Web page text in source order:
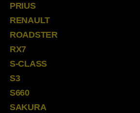
PRIUS
RENAULT
ROADSTER
RX7
S-CLASS
S3
S660
SAKURA